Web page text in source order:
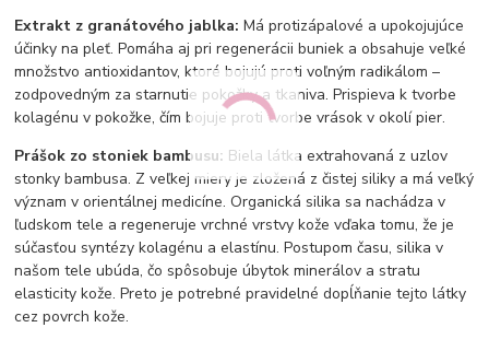
Extrakt z granátového jablka:Má protizápalové a upokojujúce
účinky na pleť. Pomáha aj pri regenerácii buniek a obsahuje veľké
množstvo antioxidantov, ktoré bojujú proti voľným radikálom –
zodpovedným za starnutie pokožky a tkaniva. Prispieva k tvorbe
kolagénu v pokožke, čím bojuje proti tvorbe vrások v okolí pier.
Prášok zo stoniek bambusu: Biela látka extrahovaná z uzlov
stonky bambusa. Z veľkej miery je zložená z čistej siliky a má veľký
význam v orientálnej medicíne. Organická silika sa nachádza v
ľudskom tele a regeneruje vrchné vrstvy kože vďaka tomu, že je
súčasťou syntézy kolagénu a elastínu. Postupom času, silika v
našom tele ubúda, čo spôsobuje úbytok minerálov a stratu
elasticity kože. Preto je potrebné pravidelné dopĺňanie tejto látky
cez povrch kože.